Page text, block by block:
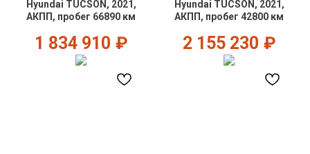
Hyundai TUCSON, 2021,
АКПП, пробег 66890 км
1 834 910 ₽
Hyundai TUCSON, 2021,
АКПП, пробег 42800 км
2 155 230 ₽